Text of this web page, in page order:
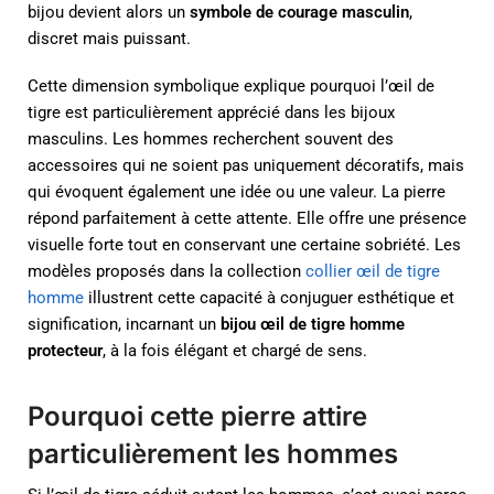
bijou devient alors un symbole de courage masculin,
discret mais puissant.
Cette dimension symbolique explique pourquoi l’œil de
tigre est particulièrement apprécié dans les bijoux
masculins. Les hommes recherchent souvent des
accessoires qui ne soient pas uniquement décoratifs, mais
qui évoquent également une idée ou une valeur. La pierre
répond parfaitement à cette attente. Elle offre une présence
visuelle forte tout en conservant une certaine sobriété. Les
modèles proposés dans la collection collier œil de tigre
homme illustrent cette capacité à conjuguer esthétique et
signification, incarnant un bijou œil de tigre homme
protecteur, à la fois élégant et chargé de sens.
Pourquoi cette pierre attire
particulièrement les hommes